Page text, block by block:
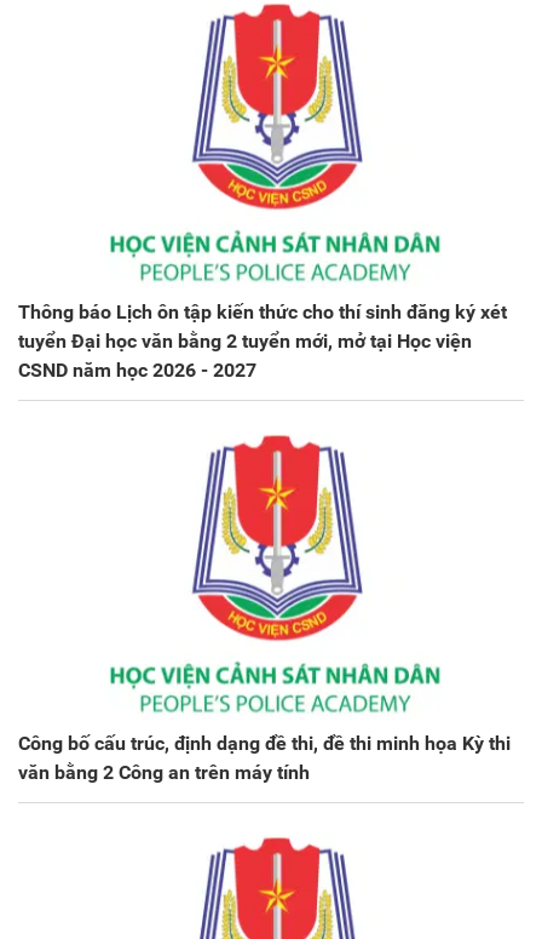
Thông báo Lịch ôn tập kiến thức cho thí sinh đăng ký xét
tuyển Đại học văn bằng 2 tuyển mới, mở tại Học viện
CSND năm học 2026 - 2027
Công bố cấu trúc, định dạng đề thi, đề thi minh họa Kỳ thi
văn bằng 2 Công an trên máy tính